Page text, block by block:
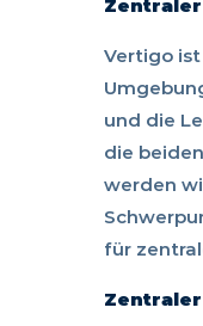
Vertigo
und die
die
werden
für